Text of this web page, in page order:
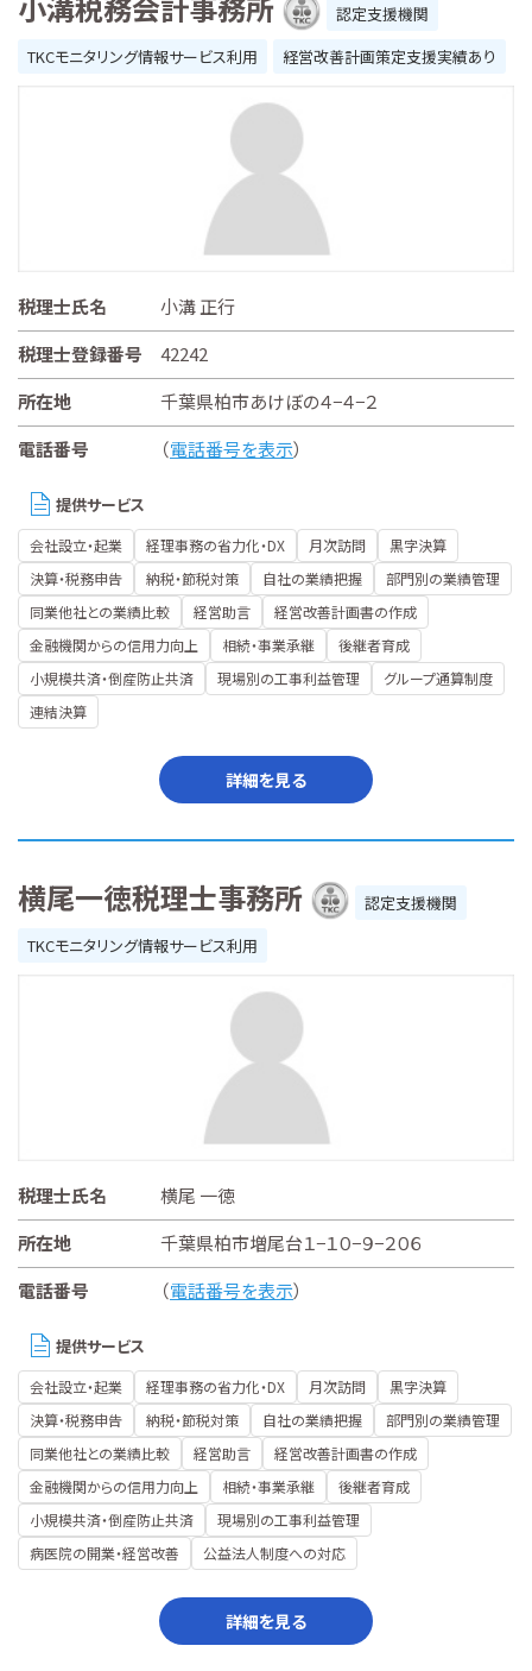
認定支援機関
TKCモニタリング情報サービス利用
経営改善計画策定支援実績あり
税理士氏名
小溝 正行
税理士登録番号
42242
所在地
千葉県柏市あけぼの４−４−２
電話番号
（電話番号を表示）
提供サービス
会社設立・起業 経理事務の省力化・DX 月次訪問
黒字決算
決算・税務申告
納税・節税対策 自社の業績把握
部門別の業績管理
同業他社との業績比較
経営助言
経営改善計画書の作成
金融機関からの信用力向上
相続・事業承継
後継者育成
小規模共済・倒産防止共済
現場別の工事利益管理
グループ通算制度
連結決算
詳細を見る
横尾一徳税理士事務所
認定支援機関
TKCモニタリング情報サービス利用
税理士氏名
横尾 一徳
所在地
千葉県柏市増尾台１−１０−９−２０６
電話番号
（電話番号を表示）
提供サービス
会社設立・起業 経理事務の省力化・DX 月次訪問
黒字決算
決算・税務申告
納税・節税対策 自社の業績把握
部門別の業績管理
同業他社との業績比較
経営助言
経営改善計画書の作成
金融機関からの信用力向上
相続・事業承継
後継者育成
小規模共済・倒産防止共済
現場別の工事利益管理
病医院の開業・経営改善
公益法人制度への対応
詳細を見る